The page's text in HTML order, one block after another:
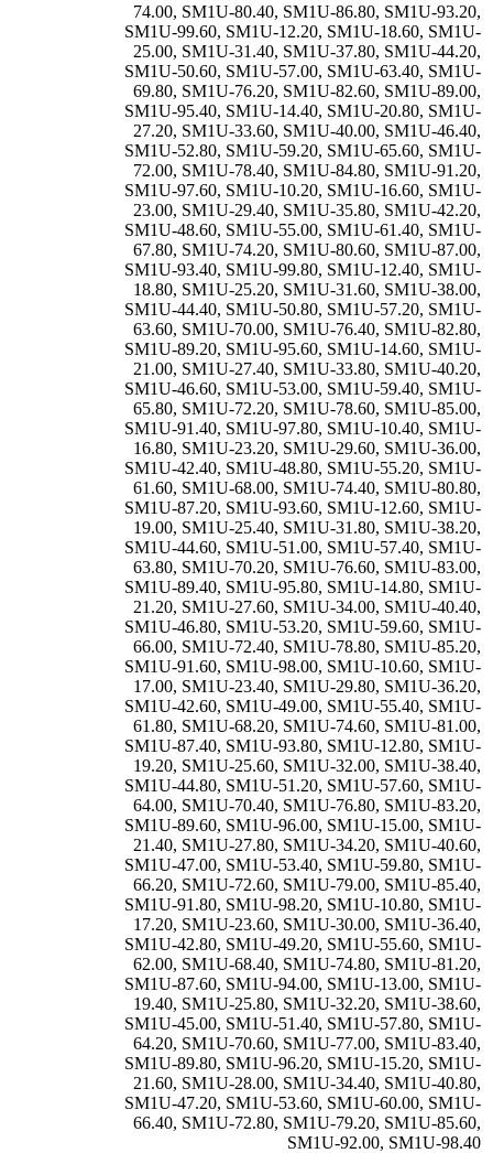
74.00, SM1U-80.40, SM1U-86.80, SM1U-93.20,
SM1U-99.60, SM1U-12.20, SM1U-18.60, SM1U-
25.00, SM1U-31.40, SM1U-37.80, SM1U-44.20,
SM1U-50.60, SM1U-57.00, SM1U-63.40, SM1U-
69.80, SM1U-76.20, SM1U-82.60, SM1U-89.00,
SM1U-95.40, SM1U-14.40, SM1U-20.80, SM1U-
27.20, SM1U-33.60, SM1U-40.00, SM1U-46.40,
SM1U-52.80, SM1U-59.20, SM1U-65.60, SM1U-
72.00, SM1U-78.40, SM1U-84.80, SM1U-91.20,
SM1U-97.60, SM1U-10.20, SM1U-16.60, SM1U-
23.00, SM1U-29.40, SM1U-35.80, SM1U-42.20,
SM1U-48.60, SM1U-55.00, SM1U-61.40, SM1U-
67.80, SM1U-74.20, SM1U-80.60, SM1U-87.00,
SM1U-93.40, SM1U-99.80, SM1U-12.40, SM1U-
18.80, SM1U-25.20, SM1U-31.60, SM1U-38.00,
SM1U-44.40, SM1U-50.80, SM1U-57.20, SM1U-
63.60, SM1U-70.00, SM1U-76.40, SM1U-82.80,
SM1U-89.20, SM1U-95.60, SM1U-14.60, SM1U-
21.00, SM1U-27.40, SM1U-33.80, SM1U-40.20,
SM1U-46.60, SM1U-53.00, SM1U-59.40, SM1U-
65.80, SM1U-72.20, SM1U-78.60, SM1U-85.00,
SM1U-91.40, SM1U-97.80, SM1U-10.40, SM1U-
16.80, SM1U-23.20, SM1U-29.60, SM1U-36.00,
SM1U-42.40, SM1U-48.80, SM1U-55.20, SM1U-
61.60, SM1U-68.00, SM1U-74.40, SM1U-80.80,
SM1U-87.20, SM1U-93.60, SM1U-12.60, SM1U-
19.00, SM1U-25.40, SM1U-31.80, SM1U-38.20,
SM1U-44.60, SM1U-51.00, SM1U-57.40, SM1U-
63.80, SM1U-70.20, SM1U-76.60, SM1U-83.00,
SM1U-89.40, SM1U-95.80, SM1U-14.80, SM1U-
21.20, SM1U-27.60, SM1U-34.00, SM1U-40.40,
SM1U-46.80, SM1U-53.20, SM1U-59.60, SM1U-
66.00, SM1U-72.40, SM1U-78.80, SM1U-85.20,
SM1U-91.60, SM1U-98.00, SM1U-10.60, SM1U-
17.00, SM1U-23.40, SM1U-29.80, SM1U-36.20,
SM1U-42.60, SM1U-49.00, SM1U-55.40, SM1U-
61.80, SM1U-68.20, SM1U-74.60, SM1U-81.00,
SM1U-87.40, SM1U-93.80, SM1U-12.80, SM1U-
19.20, SM1U-25.60, SM1U-32.00, SM1U-38.40,
SM1U-44.80, SM1U-51.20, SM1U-57.60, SM1U-
64.00, SM1U-70.40, SM1U-76.80, SM1U-83.20,
SM1U-89.60, SM1U-96.00, SM1U-15.00, SM1U-
21.40, SM1U-27.80, SM1U-34.20, SM1U-40.60,
SM1U-47.00, SM1U-53.40, SM1U-59.80, SM1U-
66.20, SM1U-72.60, SM1U-79.00, SM1U-85.40,
SM1U-91.80, SM1U-98.20, SM1U-10.80, SM1U-
17.20, SM1U-23.60, SM1U-30.00, SM1U-36.40,
SM1U-42.80, SM1U-49.20, SM1U-55.60, SM1U-
62.00, SM1U-68.40, SM1U-74.80, SM1U-81.20,
SM1U-87.60, SM1U-94.00, SM1U-13.00, SM1U-
19.40, SM1U-25.80, SM1U-32.20, SM1U-38.60,
SM1U-45.00, SM1U-51.40, SM1U-57.80, SM1U-
64.20, SM1U-70.60, SM1U-77.00, SM1U-83.40,
SM1U-89.80, SM1U-96.20, SM1U-15.20, SM1U-
21.60, SM1U-28.00, SM1U-34.40, SM1U-40.80,
SM1U-47.20, SM1U-53.60, SM1U-60.00, SM1U-
66.40, SM1U-72.80, SM1U-79.20, SM1U-85.60,
SM1U-92.00, SM1U-98.40